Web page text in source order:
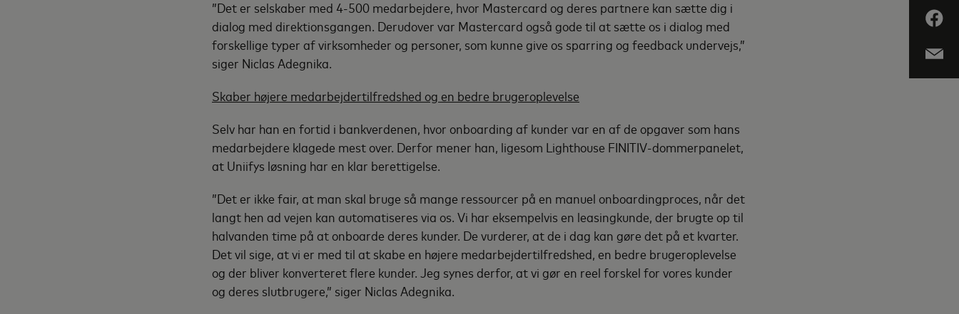
”Det er selskaber med 4-500 medarbejdere, hvor Mastercard og deres partnere kan sætte dig i
dialog med direktionsgangen. Derudover var Mastercard også gode til at sætte os i dialog med
forskellige typer af virksomheder og personer, som kunne give os sparring og feedback undervejs,”
siger Niclas Adegnika.
Skaber højere medarbejdertilfredshed og en bedre brugeroplevelse
Selv har han en fortid i bankverdenen, hvor onboarding af kunder var en af de opgaver som hans
medarbejdere klagede mest over. Derfor mener han, ligesom Lighthouse FINITIV-dommerpanelet,
at Uniifys løsning har en klar berettigelse.
”Det er ikke fair, at man skal bruge så mange ressourcer på en manuel onboardingproces, når det
langt hen ad vejen kan automatiseres via os. Vi har eksempelvis en leasingkunde, der brugte op til
halvanden time på at onboarde deres kunder. De vurderer, at de i dag kan gøre det på et kvarter.
Det vil sige, at vi er med til at skabe en højere medarbejdertilfredshed, en bedre brugeroplevelse
og der bliver konverteret flere kunder. Jeg synes derfor, at vi gør en reel forskel for vores kunder
og deres slutbrugere,” siger Niclas Adegnika.